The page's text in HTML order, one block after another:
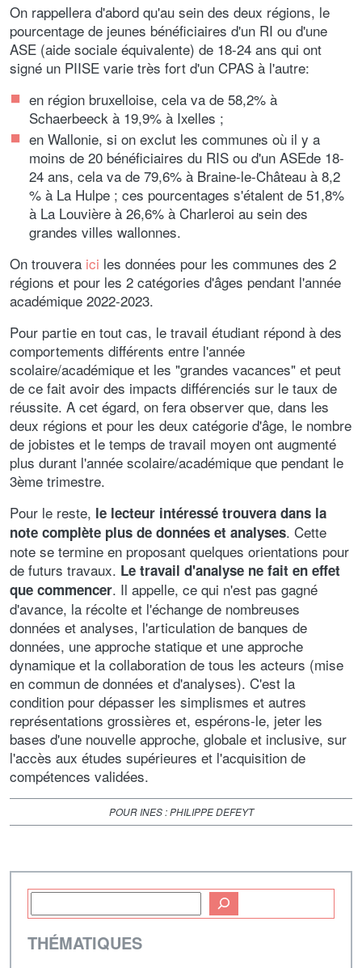
On rappellera d'abord qu'au sein des deux régions, le
pourcentage de jeunes bénéficiaires d'un RI ou d'une
ASE (aide sociale équivalente) de 18-24 ans qui ont
signé un PIISE varie très fort d'un CPAS à l'autre:
en région bruxelloise, cela va de 58,2% à
Schaerbeeck à 19,9% à Ixelles ;
en Wallonie, si on exclut les communes où il y a
moins de 20 bénéficiaires du RIS ou d'un ASEde 18-
24 ans, cela va de 79,6% à Braine-le-Château à 8,2
% à La Hulpe ; ces pourcentages s'étalent de 51,8%
à La Louvière à 26,6% à Charleroi au sein des
grandes villes wallonnes.
On trouvera ici les données pour les communes des 2
régions et pour les 2 catégories d'âges pendant l'année
académique 2022-2023.
Pour partie en tout cas, le travail étudiant répond à des
comportements différents entre l'année
scolaire/académique et les "grandes vacances" et peut
de ce fait avoir des impacts différenciés sur le taux de
réussite. A cet égard, on fera observer que, dans les
deux régions et pour les deux catégorie d'âge, le nombre
de jobistes et le temps de travail moyen ont augmenté
plus durant l'année scolaire/académique que pendant le
3ème trimestre.
Pour le reste, le lecteur intéressé trouvera dans la
note complète plus de données et analyses. Cette
note se termine en proposant quelques orientations pour
de futurs travaux. Le travail d'analyse ne fait en effet
que commencer. Il appelle, ce qui n'est pas gagné
d'avance, la récolte et l'échange de nombreuses
données et analyses, l'articulation de banques de
données, une approche statique et une approche
dynamique et la collaboration de tous les acteurs (mise
en commun de données et d'analyses). C'est la
condition pour dépasser les simplismes et autres
représentations grossières et, espérons-le, jeter les
bases d'une nouvelle approche, globale et inclusive, sur
l'accès aux études supérieures et l'acquisition de
compétences validées.
POUR INES : PHILIPPE DEFEYT
THÉMATIQUES